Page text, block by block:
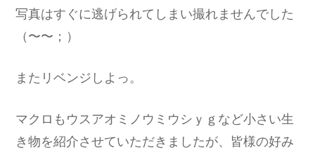
写真はすぐに逃げられてしまい撮れませんでした
（〜〜；）
またリベンジしよっ。
マクロもウスアオミノウミウシｙｇなど小さい生
き物を紹介させていただきましたが、皆様の好み